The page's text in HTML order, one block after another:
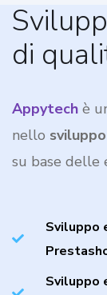
di
Appytech è
nello sviluppo
su base delle
Sviluppo
Sviluppo